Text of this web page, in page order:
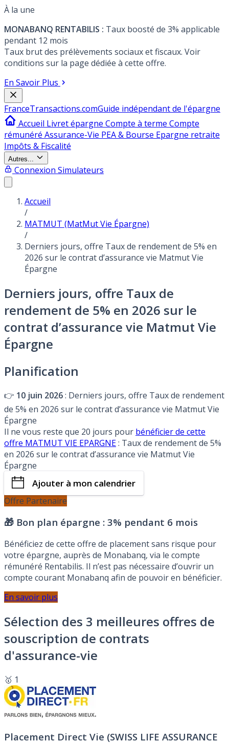
À la une
MONABANQ RENTABILIS : Taux boosté de 3% applicable
pendant 12 mois
Taux brut des prélèvements sociaux et fiscaux. Voir
conditions sur la page dédiée à cette offre.
En Savoir Plus
FranceTransactions.comGuide indépendant de l'épargne
Accueil Livret épargne Compte à terme Compte
rémunéré Assurance-Vie PEA & Bourse Epargne retraite
Impôts & Fiscalité
Autres...
Connexion Simulateurs
Accueil
/
MATMUT (MatMut Vie Épargne)
/
Derniers jours, offre Taux de rendement de 5% en
2026 sur le contrat d’assurance vie Matmut Vie
Épargne
Derniers jours, offre Taux de
rendement de 5% en 2026 sur le
contrat d’assurance vie Matmut Vie
Épargne
Planification
👉 10 juin 2026: Derniers jours, offre Taux de rendement
de 5% en 2026 sur le contrat d’assurance vie Matmut Vie
Épargne
Il ne vous reste que 20 jours pour bénéficier de cette
offre MATMUT VIE EPARGNE: Taux de rendement de 5%
en 2026 sur le contrat d’assurance vie Matmut Vie
Épargne
Ajouter à mon calendrier
Offre Partenaire
🎁 Bon plan épargne : 3% pendant 6 mois
Bénéficiez de cette offre de placement sans risque pour
votre épargne, auprès de Monabanq, via le compte
rémunéré Rentabilis. Il n’est pas nécessaire d’ouvrir un
compte courant Monabanq afin de pouvoir en bénéficier.
En savoir plus
Sélection des 3 meilleures offres de
souscription de contrats
d'assurance-vie
🥇 1
Placement Direct Vie (SWISS LIFE ASSURANCE